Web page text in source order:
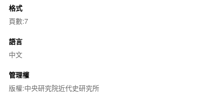
格式
頁數:7
語言
中文
管理權
版權:中央研究院近代史研究所